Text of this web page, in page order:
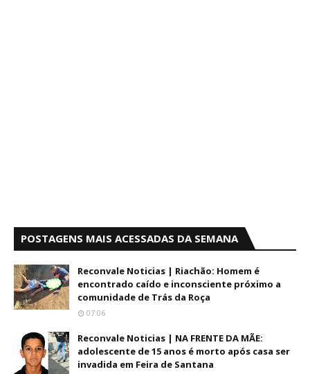
POSTAGENS MAIS ACESSADAS DA SEMANA
Reconvale Noticias | Riachão: Homem é
encontrado caído e inconsciente próximo a
comunidade de Trás da Roça
07:06
Reconvale Noticias | NA FRENTE DA MÃE:
adolescente de 15 anos é morto após casa ser
invadida em Feira de Santana